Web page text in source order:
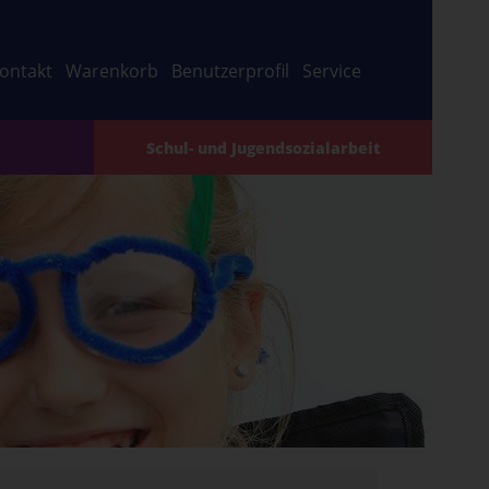
Warenkorb Benutzerprofil Service
Schul- und Jugendsozialarbeit